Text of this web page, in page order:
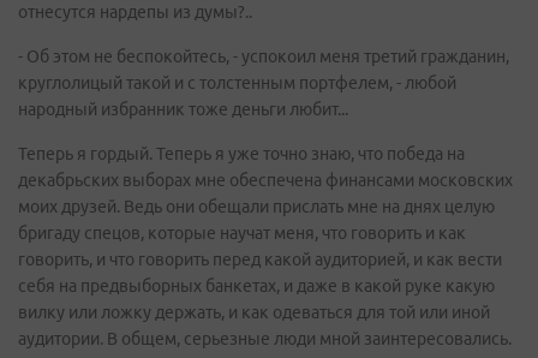
отнесутся нардепы из думы?..
- Об этом не беспокойтесь, - успокоил меня третий гражданин,
круглолицый такой и с толстенным портфелем, - любой
народный избранник тоже деньги любит...
Теперь я гордый. Теперь я уже точно знаю, что победа на
декабрьских выборах мне обеспечена финансами московских
моих друзей. Ведь они обещали прислать мне на днях целую
бригаду спецов, которые научат меня, что говорить и как
говорить, и что говорить перед какой аудиторией, и как вести
себя на предвыборных банкетах, и даже в какой руке какую
вилку или ложку держать, и как одеваться для той или иной
аудитории. В общем, серьезные люди мной заинтересовались.